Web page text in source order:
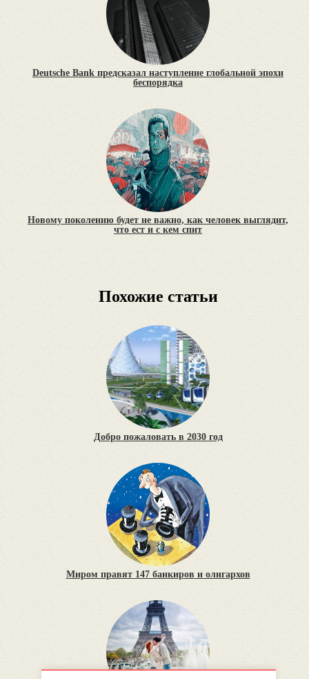
Deutsche Bank предсказал наступление глобальной эпохи
беспорядка
Новому поколению будет не важно, как человек выглядит,
что ест и с кем спит
Похожие статьи
Добро пожаловать в 2030 год
Миром правят 147 банкиров и олигархов